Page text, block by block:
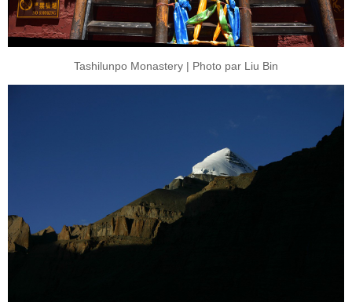
Tashilunpo Monastery | Photo par Liu Bin